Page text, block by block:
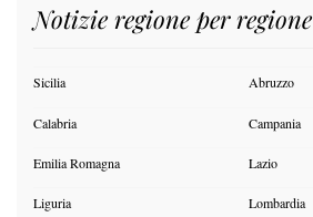
Notizie regione per regione
Sicilia Abruzzo
Calabria Campania
Emilia Romagna Lazio
Liguria Lombardia